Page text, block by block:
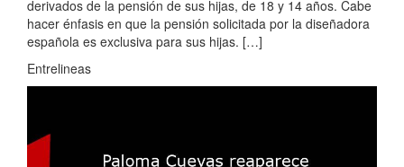
derivados de la pensión de sus hijas, de 18 y 14 años. Cabe
hacer énfasis en que la pensión solicitada por la diseñadora
española es exclusiva para sus hijas. […]
Entrelineas